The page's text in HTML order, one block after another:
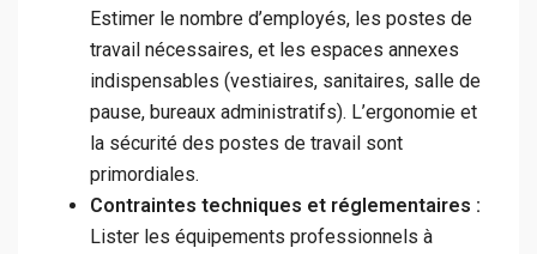
Estimer le nombre d’employés, les postes de
travail nécessaires, et les espaces annexes
indispensables (vestiaires, sanitaires, salle de
pause, bureaux administratifs). L’ergonomie et
la sécurité des postes de travail sont
primordiales.
Contraintes techniques et réglementaires :
Lister les équipements professionnels à